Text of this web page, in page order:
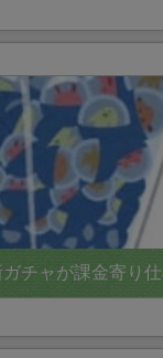
チャが課金寄り